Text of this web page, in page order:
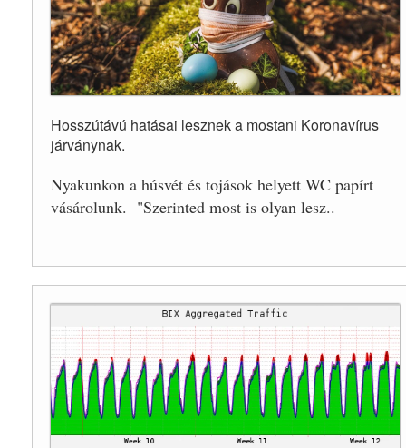
Hosszútávú hatásai lesznek a mostani Koronavírus
járványnak.
Nyakunkon a húsvét és tojások helyett WC papírt
vásárolunk. "Szerinted most is olyan lesz..